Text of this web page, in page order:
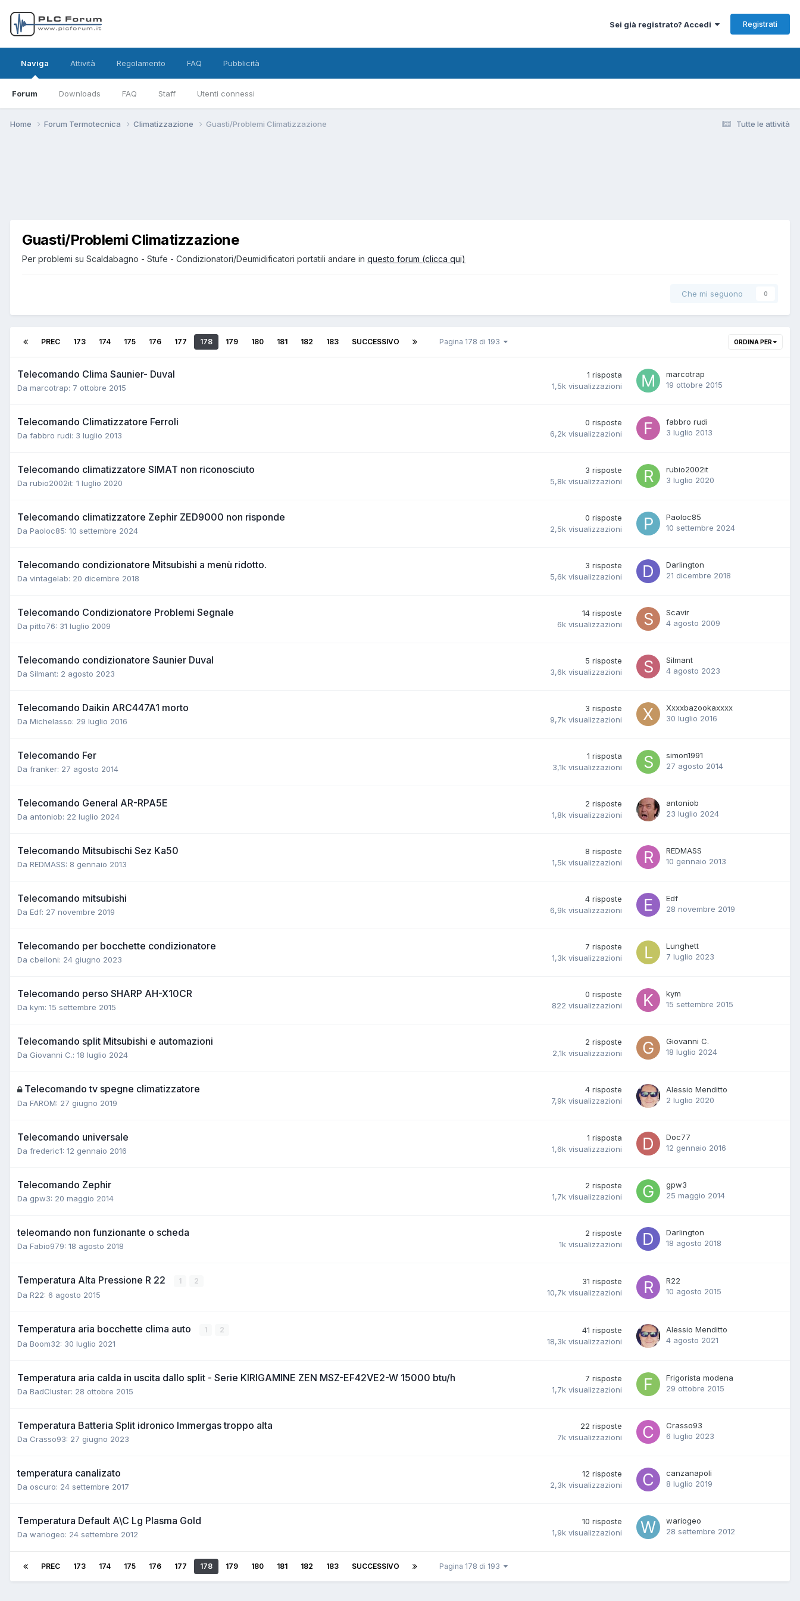
Sei già registrato? Accedi Registrati
Naviga
Forum Downloads FAQ Staff Utenti connessi
Attività Regolamento FAQ Pubblicità
Tutte le attività
Home Forum Termotecnica Climatizzazione Guasti/Problemi Climatizzazione
Guasti/Problemi Climatizzazione
Per problemi su Scaldabagno - Stufe - Condizionatori/Deumidificatori portatili andare in questo forum (clicca qui)
Che mi seguono 0
ORDINA PER
PREC 173 174 175 176 177 178 179 180 181 182 183 SUCCESSIVO Pagina 178 di 193
Telecomando Clima Saunier- Duval
Da marcotrap: 7 ottobre 2015
1 risposta
1,5k visualizzazioni
marcotrap
19 ottobre 2015
Telecomando Climatizzatore Ferroli
Da fabbro rudi: 3 luglio 2013
0 risposte
6,2k visualizzazioni
fabbro rudi
3 luglio 2013
Telecomando climatizzatore SIMAT non riconosciuto
Da rubio2002it: 1 luglio 2020
3 risposte
5,8k visualizzazioni
rubio2002it
3 luglio 2020
Telecomando climatizzatore Zephir ZED9000 non risponde
Da Paoloc85: 10 settembre 2024
0 risposte
2,5k visualizzazioni
Paoloc85
10 settembre 2024
Telecomando condizionatore Mitsubishi a menù ridotto.
Da vintagelab: 20 dicembre 2018
3 risposte
5,6k visualizzazioni
Darlington
21 dicembre 2018
Telecomando Condizionatore Problemi Segnale
Da pitto76: 31 luglio 2009
14 risposte
6k visualizzazioni
Scavir
4 agosto 2009
Telecomando condizionatore Saunier Duval
Da Silmant: 2 agosto 2023
5 risposte
3,6k visualizzazioni
Silmant
4 agosto 2023
Telecomando Daikin ARC447A1 morto
Da Michelasso: 29 luglio 2016
3 risposte
9,7k visualizzazioni
Xxxxbazookaxxxx
30 luglio 2016
Telecomando Fer
Da franker: 27 agosto 2014
1 risposta
3,1k visualizzazioni
simon1991
27 agosto 2014
Telecomando General AR-RPA5E
Da antoniob: 22 luglio 2024
2 risposte
1,8k visualizzazioni
antoniob
23 luglio 2024
Telecomando Mitsubischi Sez Ka50
Da REDMASS: 8 gennaio 2013
8 risposte
1,5k visualizzazioni
REDMASS
10 gennaio 2013
Telecomando mitsubishi
Da Edf: 27 novembre 2019
4 risposte
6,9k visualizzazioni
Edf
28 novembre 2019
Telecomando per bocchette condizionatore
Da cbelloni: 24 giugno 2023
7 risposte
1,3k visualizzazioni
Lunghett
7 luglio 2023
Telecomando perso SHARP AH-X10CR
Da kym: 15 settembre 2015
0 risposte
822 visualizzazioni
kym
15 settembre 2015
Telecomando split Mitsubishi e automazioni
Da Giovanni C.: 18 luglio 2024
2 risposte
2,1k visualizzazioni
Giovanni C.
18 luglio 2024
Telecomando tv spegne climatizzatore
Da FAROM: 27 giugno 2019
4 risposte
7,9k visualizzazioni
Alessio Menditto
2 luglio 2020
Telecomando universale
Da frederic1: 12 gennaio 2016
1 risposta
1,6k visualizzazioni
Doc77
12 gennaio 2016
Telecomando Zephir
Da gpw3: 20 maggio 2014
2 risposte
1,7k visualizzazioni
gpw3
25 maggio 2014
teleomando non funzionante o scheda
Da Fabio979: 18 agosto 2018
2 risposte
1k visualizzazioni
Darlington
18 agosto 2018
Temperatura Alta Pressione R 22 1 2
Da R22: 6 agosto 2015
31 risposte
10,7k visualizzazioni
R22
10 agosto 2015
Temperatura aria bocchette clima auto 1 2
Da Boom32: 30 luglio 2021
41 risposte
18,3k visualizzazioni
Alessio Menditto
4 agosto 2021
Temperatura aria calda in uscita dallo split - Serie KIRIGAMINE ZEN MSZ-EF42VE2-W 15000 btu/h
Da BadCluster: 28 ottobre 2015
7 risposte
1,7k visualizzazioni
Frigorista modena
29 ottobre 2015
Temperatura Batteria Split idronico Immergas troppo alta
Da Crasso93: 27 giugno 2023
22 risposte
7k visualizzazioni
Crasso93
6 luglio 2023
temperatura canalizato
Da oscuro: 24 settembre 2017
12 risposte
2,3k visualizzazioni
canzanapoli
8 luglio 2019
Temperatura Default A\C Lg Plasma Gold
Da wariogeo: 24 settembre 2012
10 risposte
1,9k visualizzazioni
wariogeo
28 settembre 2012
PREC 173 174 175 176 177 178 179 180 181 182 183 SUCCESSIVO Pagina 178 di 193